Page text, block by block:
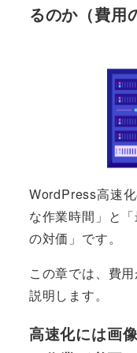
るのか（費用
WordPress高速
な作業時間」と
の対価」です。
この章では、費
説明します。
高速化には画